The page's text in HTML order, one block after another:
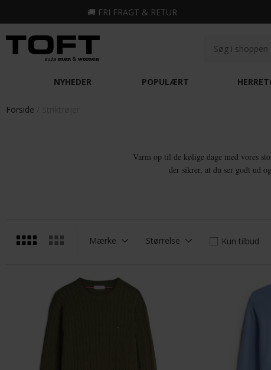
🚚 FRI FRAGT & RETUR
NYHEDER POPULÆRT
Forside
Varm op til de kølige dage med vores
der sikrer, at du ser godt ud
Mærke Størrelse Kun tilbud